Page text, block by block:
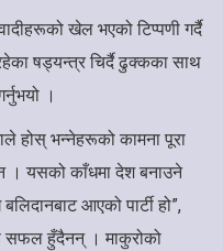
खेल भएको टिप्पणी गर्दै
षड्यन्त्र चिर्दै ढुक्कका साथ
।
होस् भन्नेहरूको कामना पूरा
। यसको काँधमा देश बनाउने
आएको पार्टी हो”,
सफल हुँदैनन् । माकुरोको